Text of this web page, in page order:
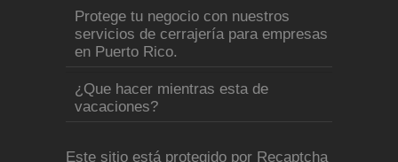
Protege tu negocio con nuestros
servicios de cerrajería para empresas
en Puerto Rico.
¿Que hacer mientras esta de
vacaciones?
Este sitio está protegido por Recaptcha